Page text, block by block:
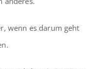
wenn es darum geht